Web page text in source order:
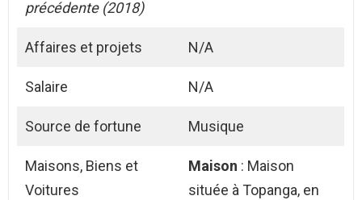
précédente (2018)
Affaires et projets N/A
Salaire N/A
Source de fortune Musique
Maisons, Biens et
Voitures
Maison : Maison
située à Topanga, en